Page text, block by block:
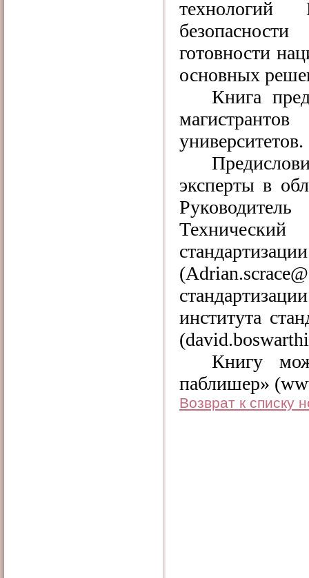
готовности
основных
Книга
университетов.
эксперты в
института
Книгу
паблишер»
Возврат к списку